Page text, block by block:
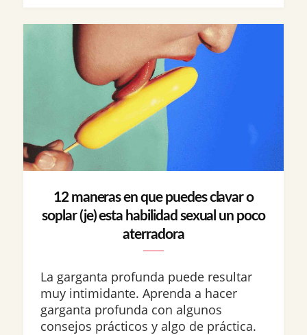
12 maneras en que puedes clavar o
soplar (je) esta habilidad sexual un poco
aterradora
La garganta profunda puede resultar
muy intimidante. Aprenda a hacer
garganta profunda con algunos
consejos prácticos y algo de práctica.